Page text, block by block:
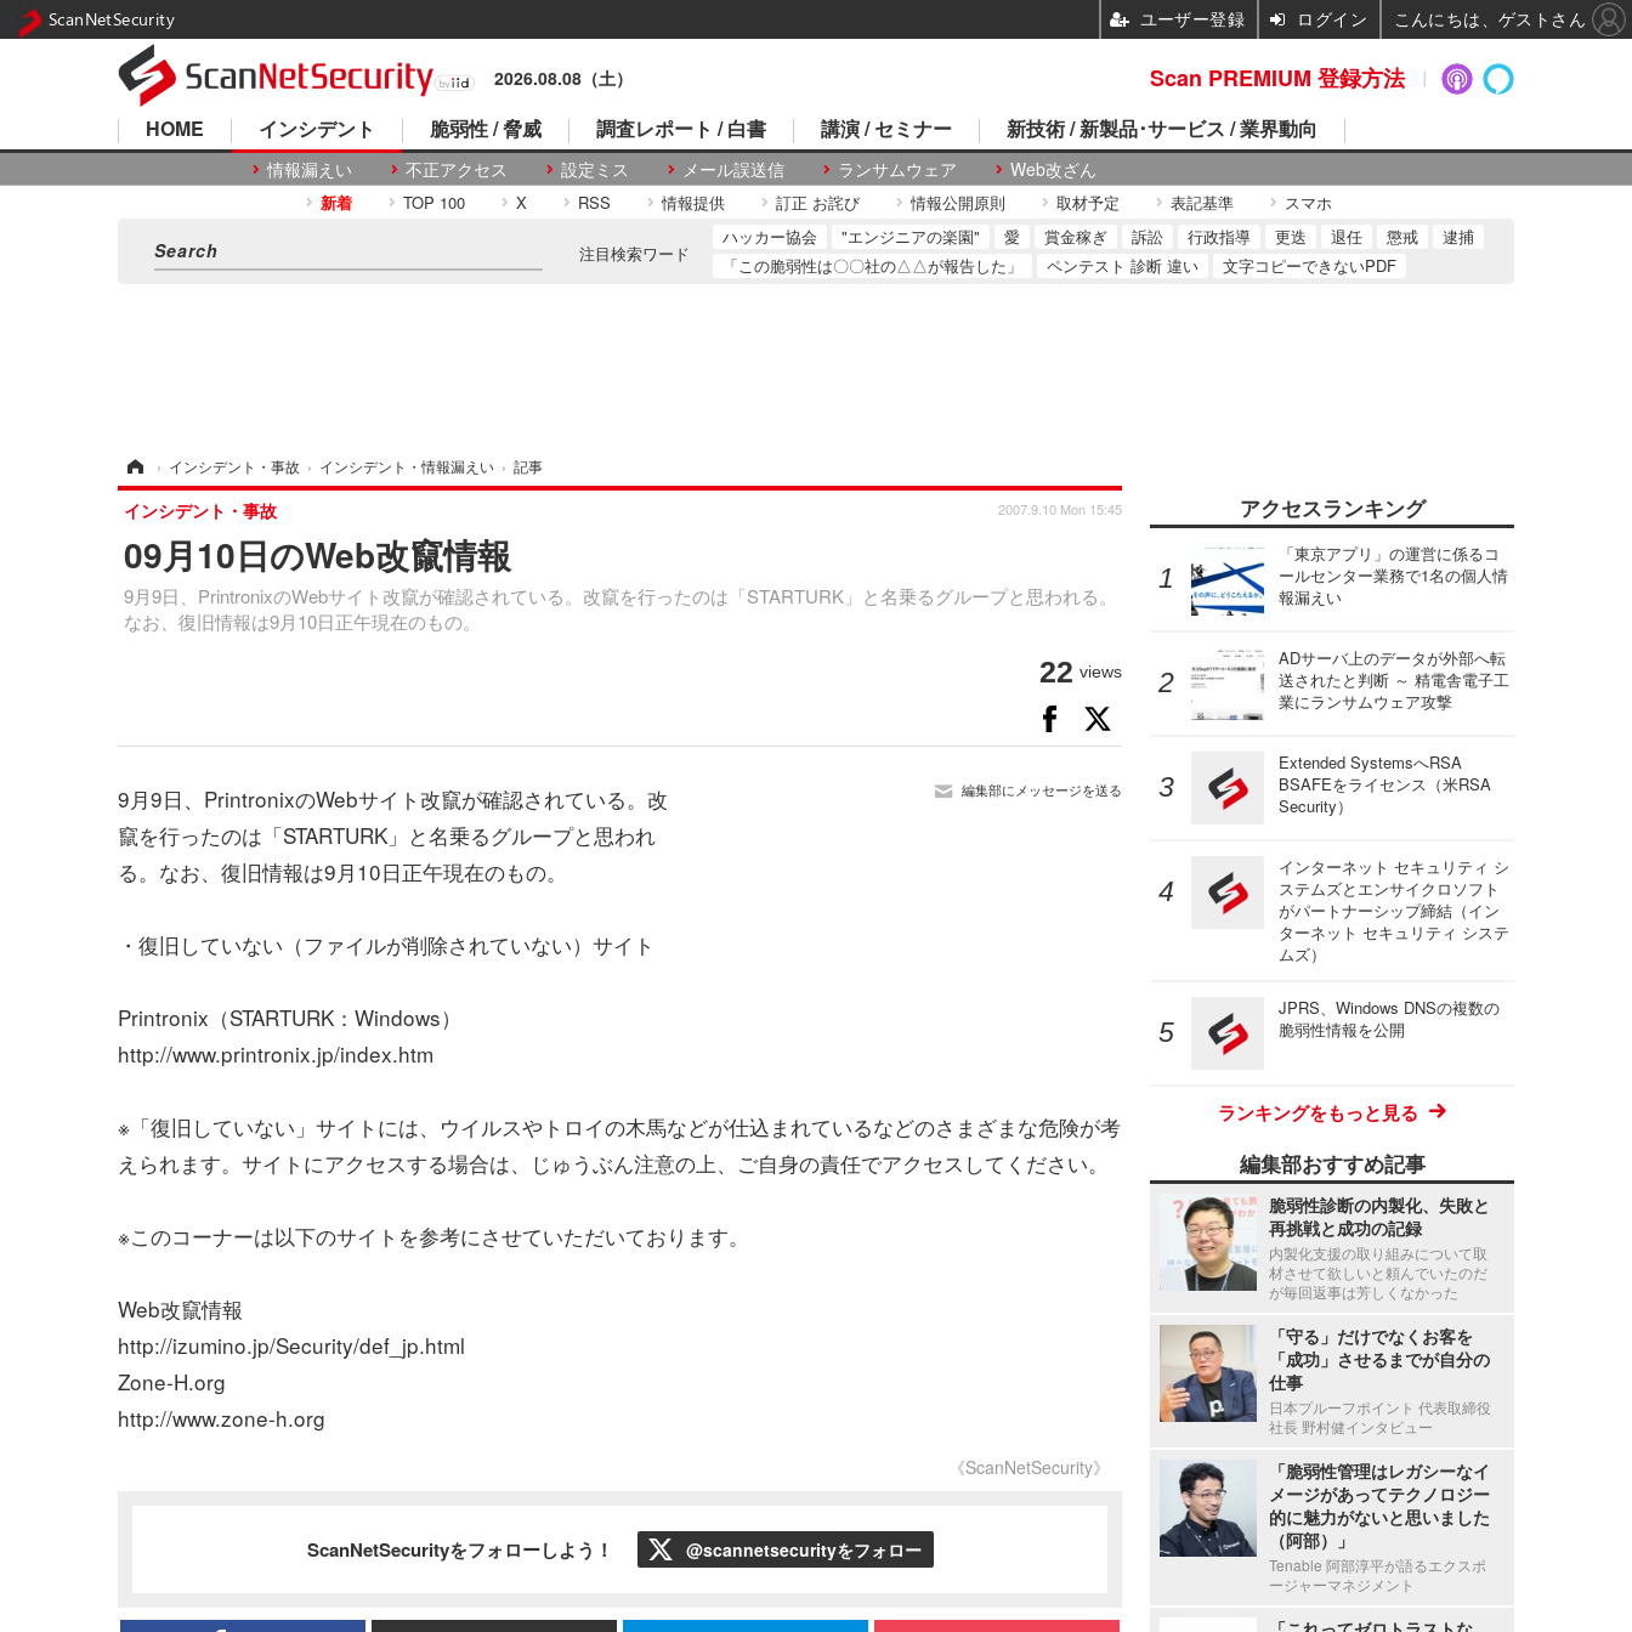
2026.08.08（土）
HOME インシデント
情報漏えい 不正アクセス 設定ミス メール誤送信 ランサムウェア Web改ざん
脆弱性 / 脅威 調査レポート / 白書 講演 / セミナー 新技術 / 新製品･サービス / 業界動向
新着 TOP 100 X RSS 情報提供 訂正 お詫び 情報公開原則 取材予定 表記基準 スマホ
注目検索ワード
ハッカー協会 "エンジニアの楽園" 愛 賞金稼ぎ 訴訟 行政指導 更迭 退任 懲戒
逮捕
「この脆弱性は〇〇社の△△が報告した」
ペンテスト 診断 違い 文字コピーできないPDF
› インシデント・事故 › インシデント・情報漏えい › 記事
09月10日のWeb改竄情報
9月9日、PrintronixのWebサイト改竄が確認されている。改竄を行ったのは「STARTURK」と名乗るグループと思われる。
なお、復旧情報は9月10日正午現在のもの。
インシデント・事故 2007.9.10 Mon 15:45
22 views
編集部にメッセージを送る
9月9日、PrintronixのWebサイト改竄が確認されている。改
竄を行ったのは「STARTURK」と名乗るグループと思われ
る。なお、復旧情報は9月10日正午現在のもの。
・復旧していない（ファイルが削除されていない）サイト
Printronix（STARTURK：Windows）
http://www.printronix.jp/index.htm
※「復旧していない」サイトには、ウイルスやトロイの木馬などが仕込まれているなどのさまざまな危険が考
えられます。サイトにアクセスする場合は、じゅうぶん注意の上、ご自身の責任でアクセスしてください。
※このコーナーは以下のサイトを参考にさせていただいております。
Web改竄情報
http://izumino.jp/Security/def_jp.html
Zone-H.org
http://www.zone-h.org
《ScanNetSecurity》
ScanNetSecurityをフォローしよう！ @scannetsecurityをフォロー
アクセスランキング
「東京アプリ」の運営に係るコ
ールセンター業務で1名の個人情
報漏えい
ADサーバ上のデータが外部へ転
送されたと判断 ～ 精電舎電子工
業にランサムウェア攻撃
Extended SystemsへRSA
BSAFEをライセンス（米RSA
Security）
インターネット セキュリティ シ
ステムズとエンサイクロソフト
がパートナーシップ締結（イン
ターネット セキュリティ システ
ムズ）
JPRS、Windows DNSの複数の
脆弱性情報を公開
ランキングをもっと見る
編集部おすすめ記事
脆弱性診断の内製化、失敗と
再挑戦と成功の記録
内製化支援の取り組みについて取
材させて欲しいと頼んでいたのだ
が毎回返事は芳しくなかった
「守る」だけでなくお客を
「成功」させるまでが自分の
仕事
日本プルーフポイント 代表取締役
社長 野村健インタビュー
「脆弱性管理はレガシーなイ
メージがあってテクノロジー
的に魅力がないと思いました
（阿部）」
Tenable 阿部淳平が語るエクスポ
ージャーマネジメント
Scan PREMIUM 登録方法
ScanNetSecurity ユーザー登録 ログイン こんにちは、ゲストさん